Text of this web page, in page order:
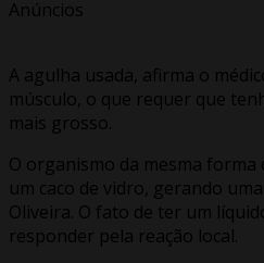
Anúncios
A agulha usada, afirma o
músculo, o que requer que
mais grosso.
O organismo da mesma forma
um caco de vidro, gerando
Oliveira. O fato de ter um
responder pela reação local.